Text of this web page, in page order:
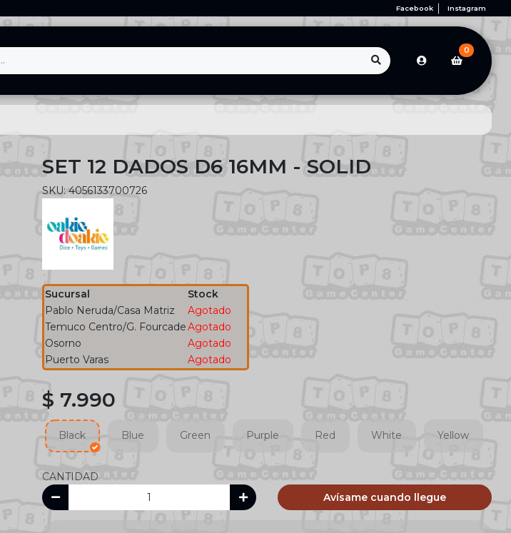
Facebook Instagram
0
SET 12 DADOS D6 16MM - SOLID
SKU: 4056133700726
Sucursal
Stock
Pablo Neruda/Casa Matriz
Agotado
Temuco Centro/G. FourcadeAgotado
Osorno
Agotado
Puerto Varas
Agotado
$ 7.990
Black Blue Green Purple Red White Yellow
CANTIDAD
Avísame cuando llegue